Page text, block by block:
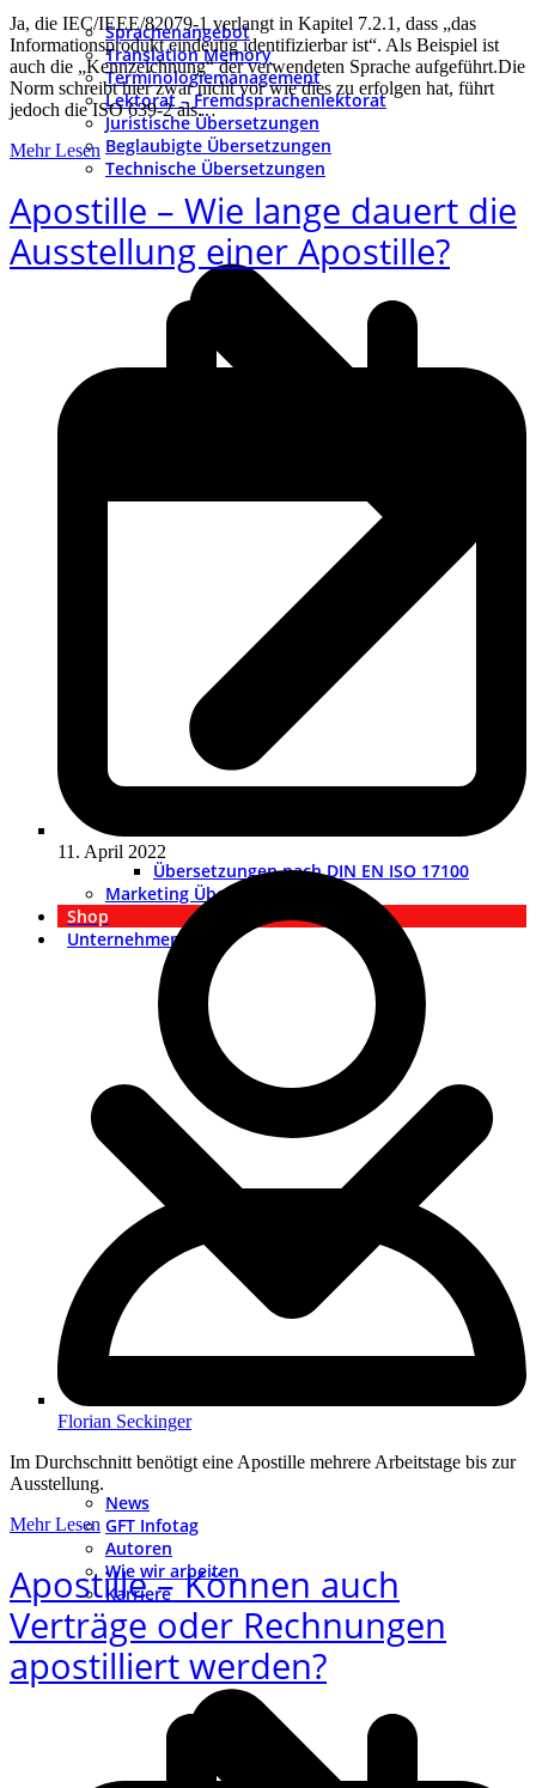
Sprachenangebot
Translation Memory
Terminologiemanagement
Lektorat – Fremdsprachenlektorat
Juristische Übersetzungen
Beglaubigte Übersetzungen
Technische Übersetzungen
Übersetzungen nach DIN EN ISO 17100
Marketing Übersetzungen
Shop
Unternehmen
News
GFT Infotag
Autoren
Wie wir arbeiten
Karriere
Ja, die IEC/IEEE/82079-1 verlangt in Kapitel 7.2.1, dass „das
Informationsprodukt eindeutig identifizierbar ist“. Als Beispiel ist
auch die „Kennzeichnung“ der verwendeten Sprache aufgeführt.Die
Norm schreibt hier zwar nicht vor wie dies zu erfolgen hat, führt
jedoch die ISO 639-2 als…
Mehr Lesen
Apostille – Wie lange dauert die
Ausstellung einer Apostille?
11. April 2022
Florian Seckinger
Im Durchschnitt benötigt eine Apostille mehrere Arbeitstage bis zur
Ausstellung.
Mehr Lesen
Apostille – Können auch
Verträge oder Rechnungen
apostilliert werden?